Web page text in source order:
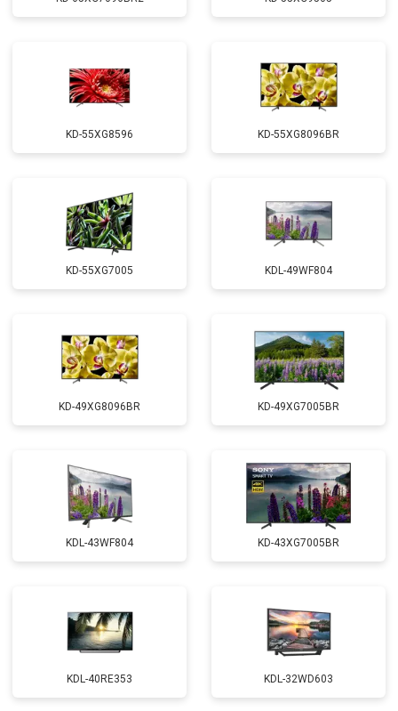
KD-55XG8596 KD-55XG8096BR
KD-55XG7005 KDL-49WF804
KD-49XG8096BR KD-49XG7005BR
KDL-43WF804 KD-43XG7005BR
KDL-40RE353 KDL-32WD603